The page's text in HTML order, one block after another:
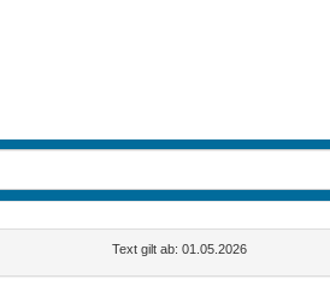
Text gilt ab: 01.05.2026